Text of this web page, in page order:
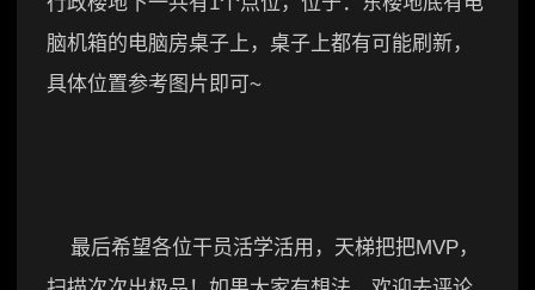
脑机箱的电脑房桌子上，桌子上都有可能刷新，
具体位置参考图片即可~
最后希望各位干员活学活用，天梯把把MVP，